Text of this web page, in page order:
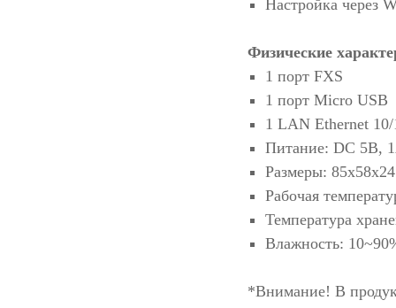
Настройка через
Физические
1 порт FXS
1 порт Micro USB
1 LAN Ethernet
Питание: DC 5В,
Размеры:
Рабочая
Температура
Влажность:
*Внимание! В